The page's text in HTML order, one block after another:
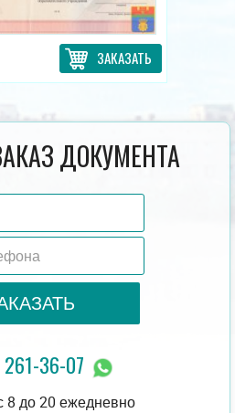
ЗАКАЗАТЬ
ДОКУМЕНТА
36-07
8 до 20 ежедневно